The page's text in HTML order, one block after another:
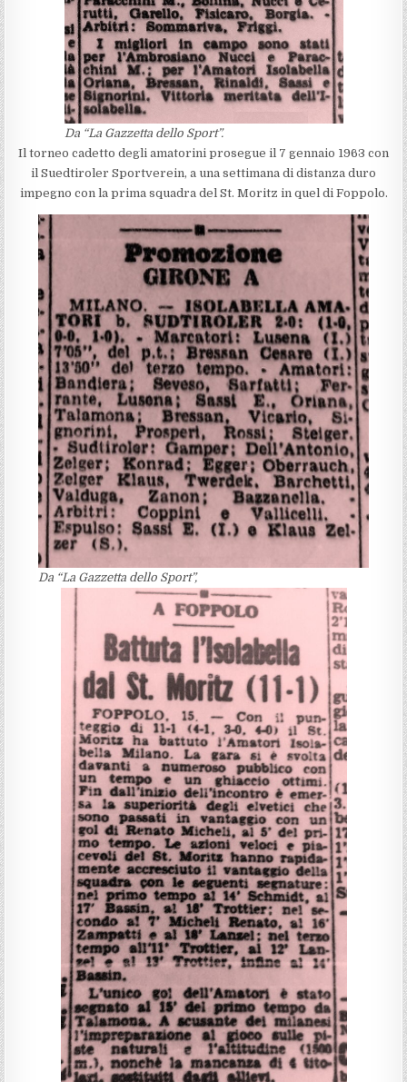
Da “La Gazzetta dello Sport”.
Il torneo cadetto degli amatorini prosegue il 7 gennaio 1963 con
il Suedtiroler Sportverein, a una settimana di distanza duro
impegno con la prima squadra del St. Moritz in quel di Foppolo.
Da “La Gazzetta dello Sport”,